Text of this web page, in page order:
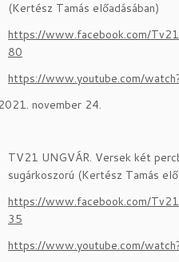
(Kertész Tamás előadásában)
https://www.facebook.com/
80
https://www.youtube.com/
november 24.
TV21 UNGVÁR. Versek két
sugárkoszorú (Kertész Tamás
https://www.facebook.com/
35
https://www.youtube.com/